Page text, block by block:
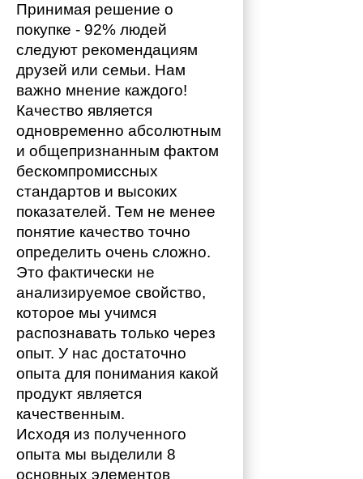
Принимая решение о
покупке - 92% людей
следуют рекомендациям
друзей или семьи. Нам
важно мнение каждого!
Качество является
одновременно абсолютным
и общепризнанным фактом
бескомпромиссных
стандартов и высоких
показателей. Тем не менее
понятие качество точно
определить очень сложно.
Это фактически не
анализируемое свойство,
которое мы учимся
распознавать только через
опыт. У нас достаточно
опыта для понимания какой
продукт является
качественным.
Исходя из полученного
опыта мы выделили 8
основных элементов